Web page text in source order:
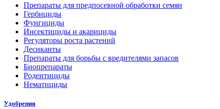
Препараты для предпосевной обработки семян
Гербициды
Фунгициды
Инсектициды и акарициды
Регуляторы роста растений
Десиканты
Препараты для борьбы с вредителями запасов
Биопрепараты
Родентициды
Нематициды
Удобрения